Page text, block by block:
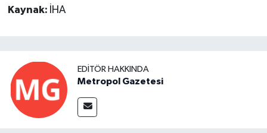
Kaynak: İHA
EDITÖR HAKKINDA
Metropol Gazetesi